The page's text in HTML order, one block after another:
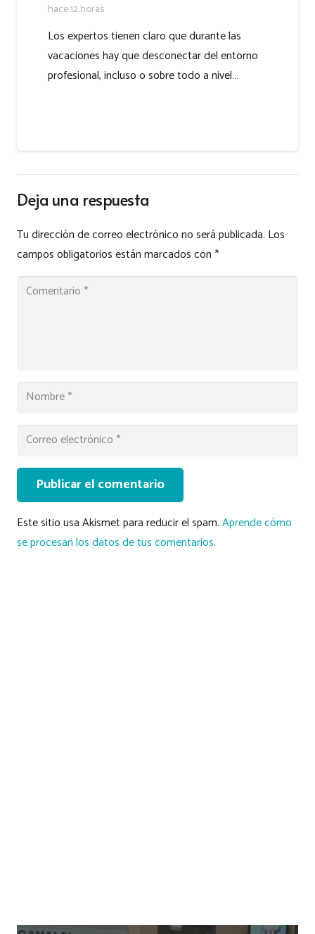
hace 12 horas
Los expertos tienen claro que durante las
vacaciones hay que desconectar del entorno
profesional, incluso o sobre todo a nivel…
Deja una respuesta
Tu dirección de correo electrónico no será publicada. Los
campos obligatorios están marcados con*
Publicar el comentario
Este sitio usa Akismet para reducir el spam.Aprende cómo
se procesan los datos de tus comentarios.